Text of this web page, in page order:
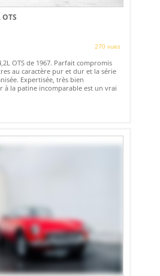
OTS
270 vues
OTS de 1967. Parfait compromis
au caractère pur et dur et la série
Expertisée, très bien
à la patine incomparable est un vrai